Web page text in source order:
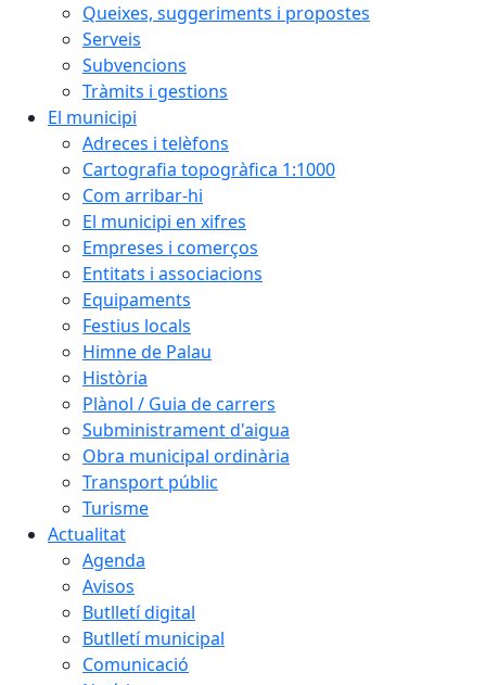
Queixes, suggeriments i propostes
Serveis
Subvencions
Tràmits i gestions
El municipi
Adreces i telèfons
Cartografia topogràfica 1:1000
Com arribar-hi
El municipi en xifres
Empreses i comerços
Entitats i associacions
Equipaments
Festius locals
Himne de Palau
Història
Plànol / Guia de carrers
Subministrament d'aigua
Obra municipal ordinària
Transport públic
Turisme
Actualitat
Agenda
Avisos
Butlletí digital
Butlletí municipal
Comunicació